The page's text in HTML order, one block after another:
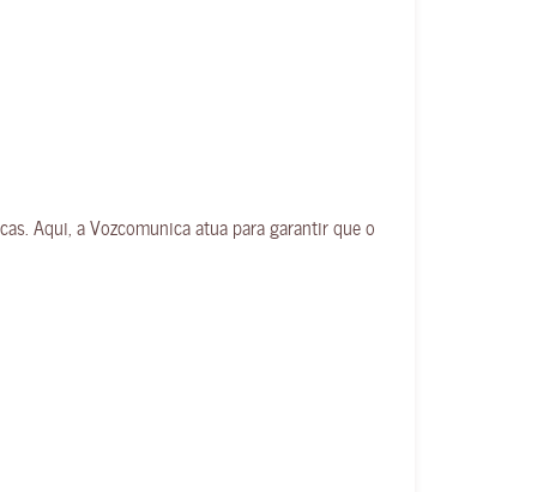
Aqui, a Vozcomunica atua para garantir que o